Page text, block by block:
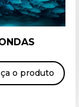
o produto